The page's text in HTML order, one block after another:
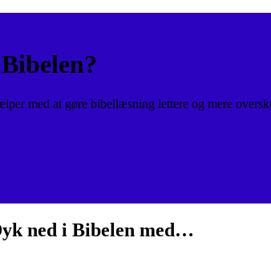
med at gøre bibellæsning lettere og mere
ned i Bibelen med…